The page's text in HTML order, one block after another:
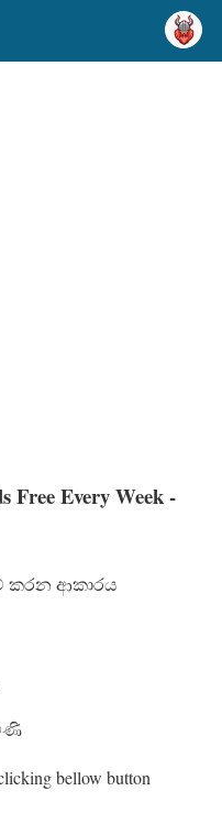
Free Every Week -
කරන ආකාරය
bellow button